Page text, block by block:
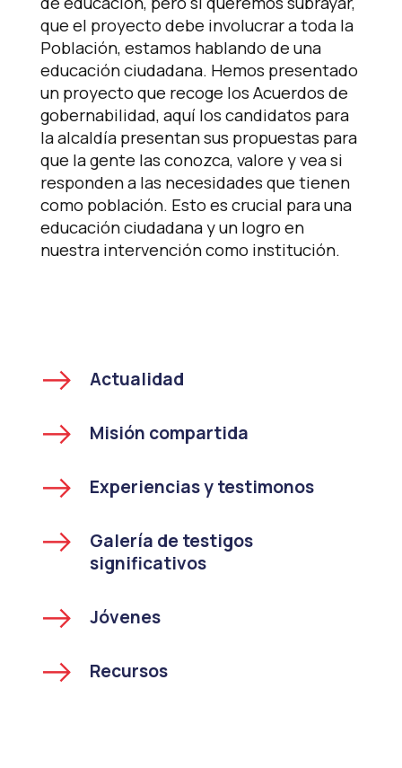
que el proyecto debe involucrar a toda la
Población, estamos hablando de una
educación ciudadana. Hemos presentado
un proyecto que recoge los Acuerdos de
gobernabilidad, aquí los candidatos para
la alcaldía presentan sus propuestas para
que la gente las conozca, valore y vea si
responden a las necesidades que tienen
como población. Esto es crucial para una
educación ciudadana y un logro en
nuestra intervención como institución.
Actualidad
Misión compartida
Experiencias y testimonos
Galería de testigos
significativos
Jóvenes
Recursos